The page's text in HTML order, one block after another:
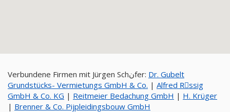
Verbundene Firmen mit Jürgen Schنfer: Dr. Gubelt
Grundstücks- Vermietungs GmbH & Co. | Alfred Rِssig
GmbH & Co. KG | Reitmeier Bedachung GmbH | H. Krüger
| Brenner & Co. Pijpleidingsbouw GmbH